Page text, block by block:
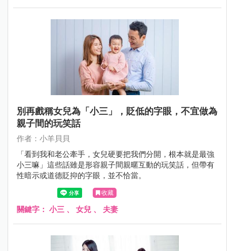
別再戲稱女兒為「小三」，貶低的字眼，不宜做為
親子間的玩笑話
作者：小羊貝貝
「看到我和老公牽手，女兒硬要把我們分開，根本就是最強
小三嘛」這些話雖是形容親子間親暱互動的玩笑話，但帶有
性暗示或道德貶抑的字眼，並不恰當。
收藏
關鍵字： 小三 、 女兒 、 夫妻